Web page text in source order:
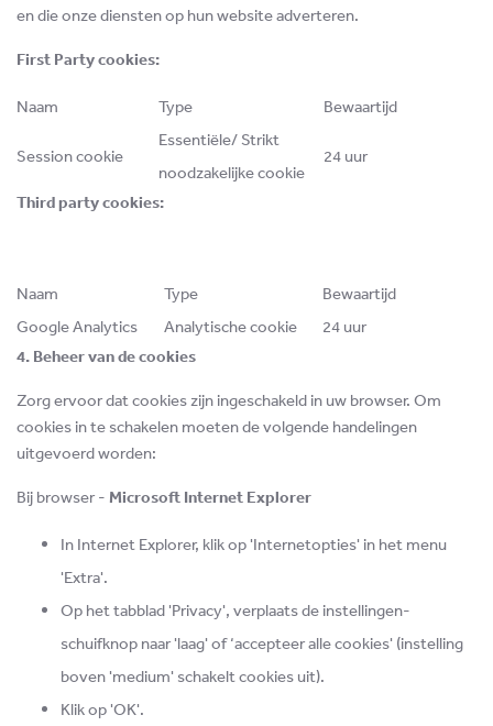
en die onze diensten op hun website adverteren.
First Party cookies:
Naam Type Bewaartijd
Session cookie
Essentiële/ Strikt
noodzakelijke cookie
24 uur
Third party cookies:
Naam Type
Bewaartijd
Google Analytics
Analytische cookie
24 uur
4. Beheer van de cookies
Zorg ervoor dat cookies zijn ingeschakeld in uw browser. Om
cookies in te schakelen moeten de volgende handelingen
uitgevoerd worden:
Bij browser - Microsoft Internet Explorer
In Internet Explorer, klik op 'Internetopties' in het menu
'Extra'.
Op het tabblad 'Privacy', verplaats de instellingen-
schuifknop naar 'laag' of ‘accepteer alle cookies' (instelling
boven 'medium' schakelt cookies uit).
Klik op 'OK'.